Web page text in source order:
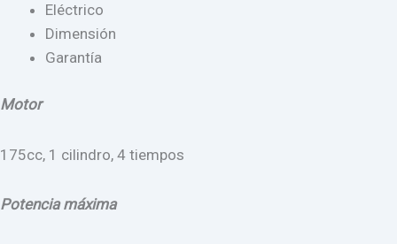
Eléctrico
Dimensión
Garantía
Motor
175cc, 1 cilindro, 4 tiempos
Potencia máxima